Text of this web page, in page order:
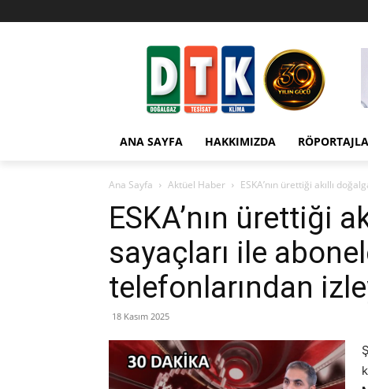
ANA SAYFA HAKKIMIZDA
Ana Sayfa Aktüel Haber ESKA’nın ürettiği akıllı
ESKA’nın ürettiği
sayaçları ile
telefonlarından
18 Kasım 2025